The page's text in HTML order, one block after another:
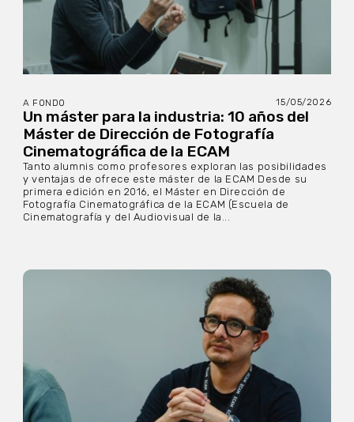
A FONDO 15/05/2026
Un máster para la industria: 10 años del
Máster de Dirección de Fotografía
Cinematográfica de la ECAM
Tanto alumnis como profesores exploran las posibilidades
y ventajas de ofrece este máster de la ECAM Desde su
primera edición en 2016, el Máster en Dirección de
Fotografía Cinematográfica de la ECAM (Escuela de
Cinematografía y del Audiovisual de la...